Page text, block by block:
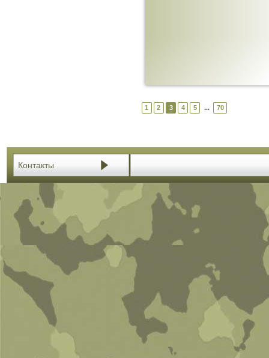
1 2 3 4 5 ... 70
Контакты